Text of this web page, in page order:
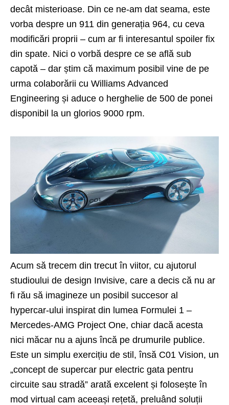
decât misterioase. Din ce ne-am dat seama, este
vorba despre un 911 din generația 964, cu ceva
modificări proprii – cum ar fi interesantul spoiler fix
din spate. Nici o vorbă despre ce se află sub
capotă – dar știm că maximum posibil vine de pe
urma colaborării cu Williams Advanced
Engineering și aduce o herghelie de 500 de ponei
disponibil la un glorios 9000 rpm.
Acum să trecem din trecut în viitor, cu ajutorul
studioului de design Invisive, care a decis că nu ar
fi rău să imagineze un posibil succesor al
hypercar-ului inspirat din lumea Formulei 1 –
Mercedes-AMG Project One, chiar dacă acesta
nici măcar nu a ajuns încă pe drumurile publice.
Este un simplu exercițiu de stil, însă C01 Vision, un
„concept de supercar pur electric gata pentru
circuite sau stradă” arată excelent și folosește în
mod virtual cam aceeași rețetă, preluând soluții